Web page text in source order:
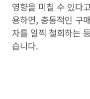
영향을 미칠 수 있다
용하면, 충동적인 구
자를 일찍 철회하는
습니다.